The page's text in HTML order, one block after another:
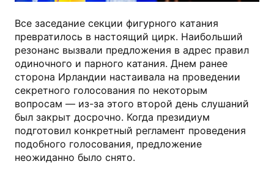
Все заседание секции фигурного катания
превратилось в настоящий цирк. Наибольший
резонанс вызвали предложения в адрес правил
одиночного и парного катания. Днем ранее
сторона Ирландии настаивала на проведении
секретного голосования по некоторым
вопросам — из-за этого второй день слушаний
был закрыт досрочно. Когда президиум
подготовил конкретный регламент проведения
подобного голосования, предложение
неожиданно было снято.